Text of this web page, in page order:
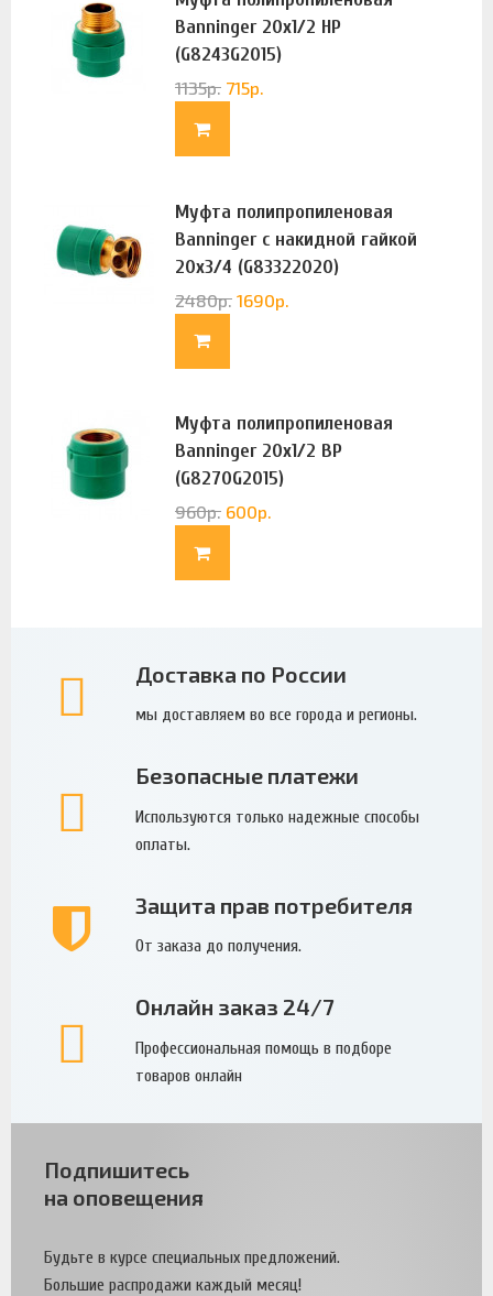
Banninger 20х1/2 НР
(G8243G2015)
1135р. 715р.
Муфта полипропиленовая
Banninger с накидной гайкой
20х3/4 (G83322020)
2480р. 1690р.
Муфта полипропиленовая
Banninger 20х1/2 ВР
(G8270G2015)
960р. 600р.
Доставка по России
мы доставляем во все города и регионы.
Безопасные платежи
Используются только надежные способы
оплаты.
Защита прав потребителя
От заказа до получения.
Онлайн заказ 24/7
Профессиональная помощь в подборе
товаров онлайн
Подпишитесь
на оповещения
Будьте в курсе специальных предложений.
Большие распродажи каждый месяц!